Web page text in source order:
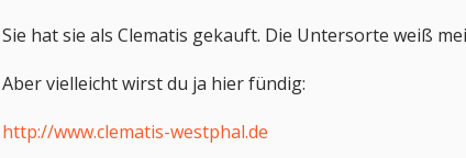
Sie hat sie als Clematis gekauft. Die Untersorte weiß
Aber vielleicht wirst du ja hier fündig:
http://www.clematis-westphal.de